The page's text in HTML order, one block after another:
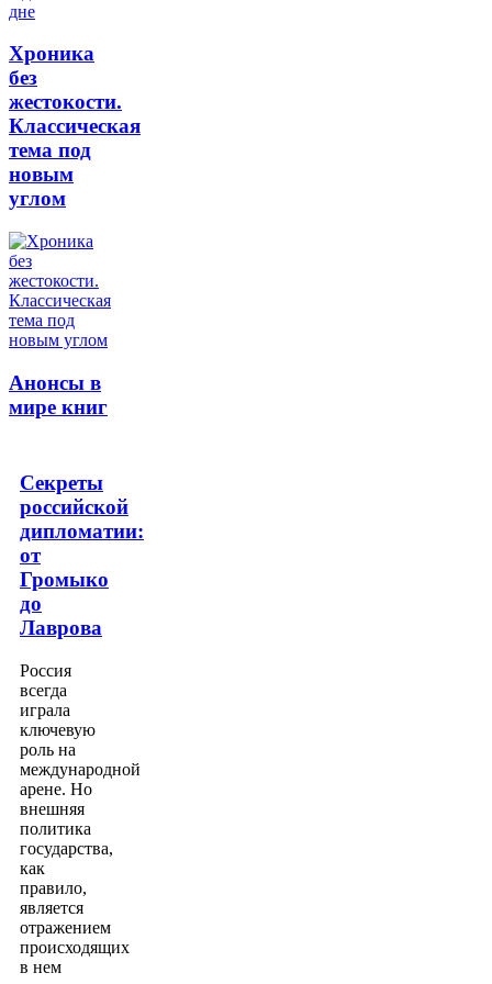
Хроника
без
жестокости.
Классическая
тема под
новым
углом
Анонсы в
мире книг
Секреты
российской
дипломатии:
от
Громыко
до
Лаврова
Россия
всегда
играла
ключевую
роль на
международной
арене. Но
внешняя
политика
государства,
как
правило,
является
отражением
происходящих
в нем